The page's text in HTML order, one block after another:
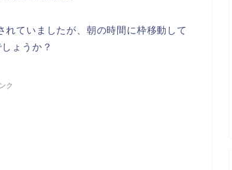
ていましたが、朝の時間に枠移動して
ょうか？
ク